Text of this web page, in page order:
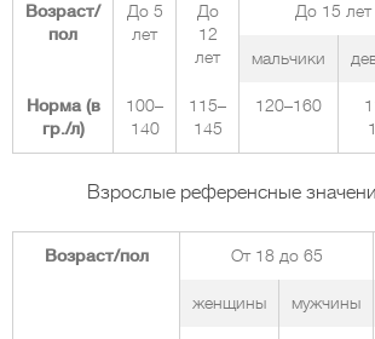
Возраст/
пол
До 5
лет
До
12
лет
До 15 лет
мальчики
Норма (в
гр./л)
100–
140
115–
145
120–160
Взрослые референсные
Возраст/пол От 18 до 65
женщины мужчины